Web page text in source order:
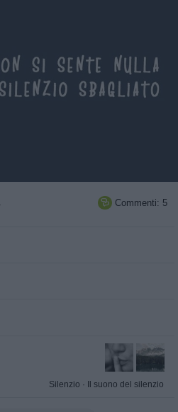
 Commenti: 5
Silenzio · Il suono del silenzio